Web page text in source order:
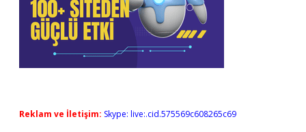
Reklam ve İletişim: Skype: live:.cid.575569c608265c69